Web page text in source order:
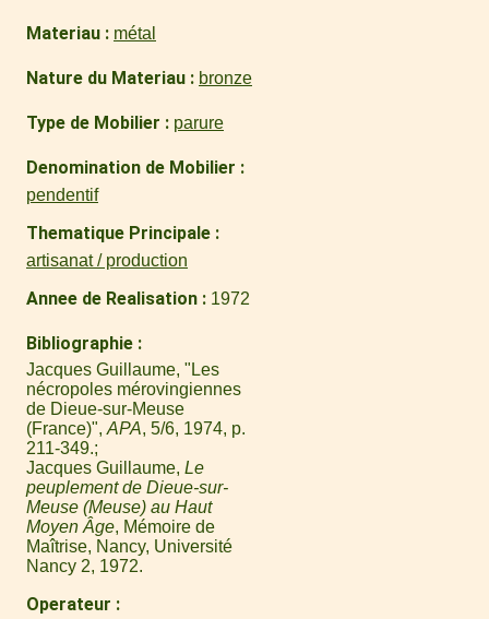
Materiau métal
Nature du Materiau bronze
Type de Mobilier parure
Denomination de Mobilier
pendentif
Thematique Principale
artisanat / production
Annee de Realisation 1972
Bibliographie
Jacques Guillaume, "Les
nécropoles mérovingiennes
de Dieue-sur-Meuse
(France)", APA, 5/6, 1974, p.
211-349.
Jacques Guillaume, Le
peuplement de Dieue-sur-
Meuse (Meuse) au Haut
Moyen Âge, Mémoire de
Maîtrise, Nancy, Université
Nancy 2, 1972.
Operateur